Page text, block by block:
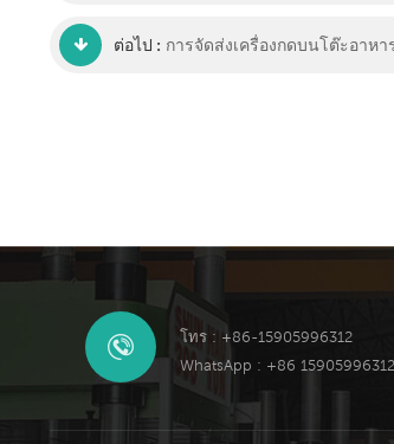
ต่อไป : การจัดส่งเครื่องกดบนโต๊ะอาห
โทร : +86-15905996312
WhatsApp : +86 15905996312